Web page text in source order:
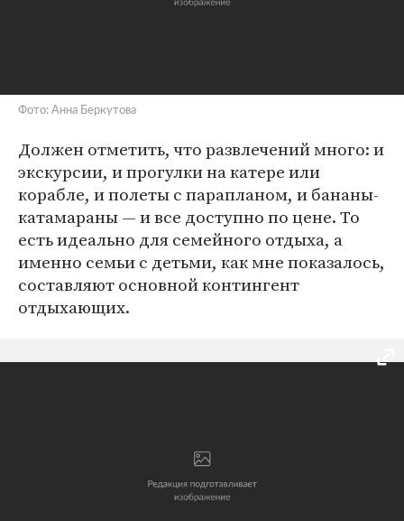
Фото: Анна Беркутова
Должен отметить, что развлечений много: и
экскурсии, и прогулки на катере или
корабле, и полеты с парапланом, и бананы-
катамараны — и все доступно по цене. То
есть идеально для семейного отдыха, а
именно семьи с детьми, как мне показалось,
составляют основной контингент
отдыхающих.